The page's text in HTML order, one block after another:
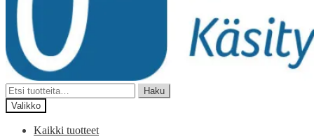
Etsi:
Haku
Valikko
Kaikki tuotteet